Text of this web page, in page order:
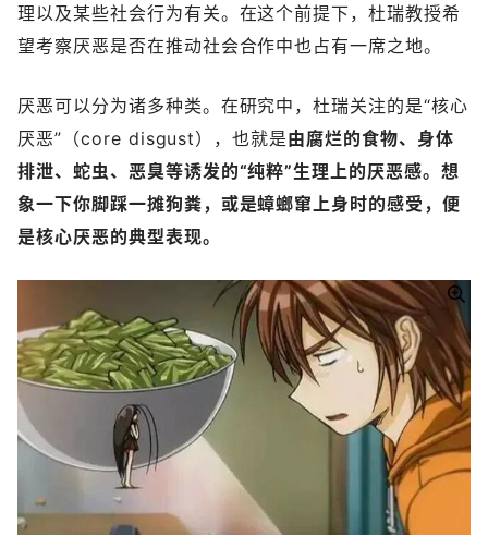
理以及某些社会行为有关。在这个前提下，杜瑞教授希
望考察厌恶是否在推动社会合作中也占有一席之地。
厌恶可以分为诸多种类。在研究中，杜瑞关注的是“核心
厌恶”（core disgust），也就是由腐烂的食物、身体
排泄、蛇虫、恶臭等诱发的“纯粹”生理上的厌恶感。想
象一下你脚踩一摊狗粪，或是蟑螂窜上身时的感受，便
是核心厌恶的典型表现。